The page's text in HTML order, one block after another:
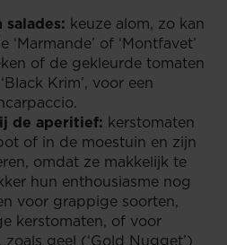
keuze alom, zo kan
of ‘Montfavet’
of de gekleurde tomaten
Krim’, voor een
de aperitief: kerstomaten
of in de moestuin en zijn
omdat ze makkelijk te
hun enthousiasme nog
voor grappige soorten,
kerstomaten, of voor
geel (‘Gold Nugget’)